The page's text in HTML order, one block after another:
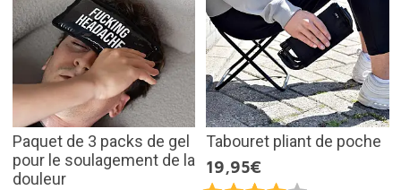
Paquet de 3 packs de gel
pour le soulagement de la
douleur
Tabouret pliant de poche
19,95€